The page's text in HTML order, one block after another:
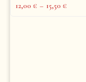
12,00 € – 15,50 €